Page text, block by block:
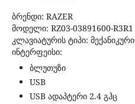
ბრენდი: RAZER
მოდელი: RZ03-03891600-R3R1
კლავიატურის ტიპი: მექანიკური
ინტერფეისი:
ბლუთუზი
USB
USB ადაპტერი 2.4 გჰც